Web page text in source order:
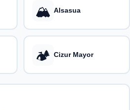
🏔️ Alsasua
🏕️ Cizur Mayor